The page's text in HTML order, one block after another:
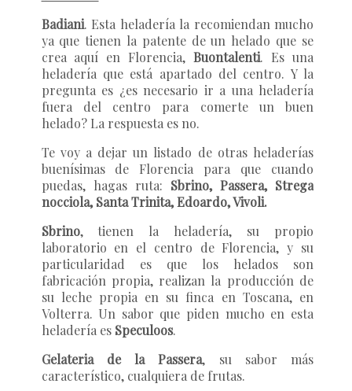
Badiani. Esta heladería la recomiendan mucho
ya que tienen la patente de un helado que se
crea aquí en Florencia,Buontalenti. Es una
heladería que está apartado del centro. Y la
pregunta es ¿es necesario ir a una heladería
fuera del centro para comerte un buen
helado? La respuesta es no.
Te voy a dejar un listado de otras heladerías
buenísimas de Florencia para que cuando
puedas, hagas ruta: Sbrino, Passera, Strega
nocciola, Santa Trinita, Edoardo, Vivoli.
Sbrino, tienen la heladería, su propio
laboratorio en el centro de Florencia, y su
particularidad es que los helados son
fabricación propia, realizan la producción de
su leche propia en su finca en Toscana, en
Volterra. Un sabor que piden mucho en esta
heladería es Speculoos.
Gelateria de la Passera, su sabor más
característico, cualquiera de frutas.